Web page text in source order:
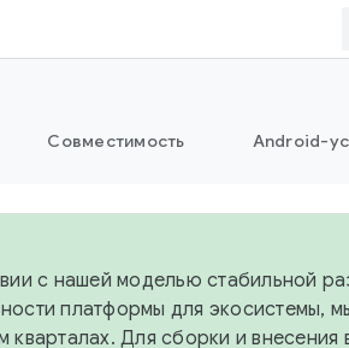
Совместимость Android-
с нашей моделью стабильной
платформы для экосистемы,
Для сборки и внесения